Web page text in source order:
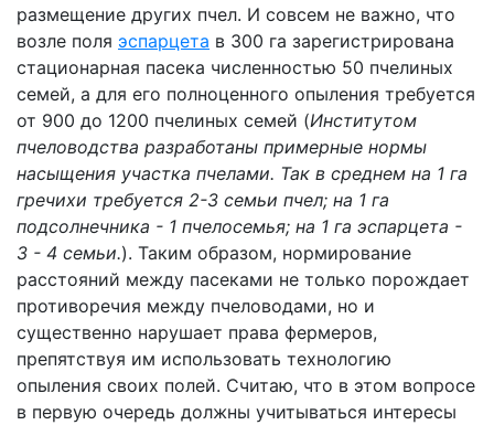
размещение других пчел. И совсем не важно, что
возле поля эспарцета в 300 га зарегистрирована
стационарная пасека численностью 50 пчелиных
семей, а для его полноценного опыления требуется
от 900 до 1200 пчелиных семей (Институтом
пчеловодства разработаны примерные нормы
насыщения участка пчелами. Так в среднем на 1 га
гречихи требуется 2-3 семьи пчел; на 1 га
подсолнечника - 1 пчелосемья; на 1 га эспарцета -
3 - 4 семьи.). Таким образом, нормирование
расстояний между пасеками не только порождает
противоречия между пчеловодами, но и
существенно нарушает права фермеров,
препятствуя им использовать технологию
опыления своих полей. Считаю, что в этом вопросе
в первую очередь должны учитываться интересы